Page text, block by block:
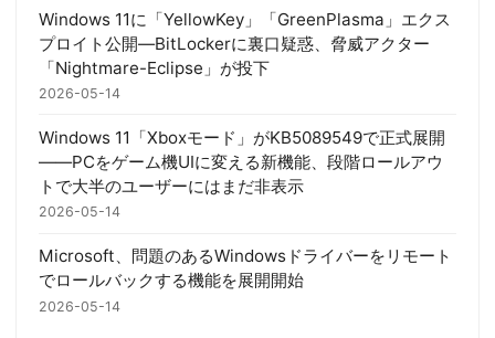
Windows 11に「YellowKey」「GreenPlasma」エクス
プロイト公開―BitLockerに裏口疑惑、脅威アクター
「Nightmare-Eclipse」が投下
2026-05-14
Windows 11「Xboxモード」がKB5089549で正式展開
——PCをゲーム機UIに変える新機能、段階ロールアウ
トで大半のユーザーにはまだ非表示
2026-05-14
Microsoft、問題のあるWindowsドライバーをリモート
でロールバックする機能を展開開始
2026-05-14